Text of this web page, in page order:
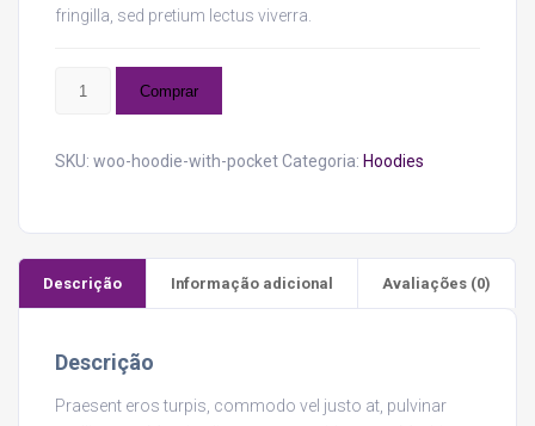
fringilla, sed pretium lectus viverra.
quantidade
Comprar
SKU: woo-hoodie-with-pocketCategoria: Hoodies
Descrição Informação adicional Avaliações (0)
Descrição
Praesent eros turpis, commodo vel justo at, pulvinar